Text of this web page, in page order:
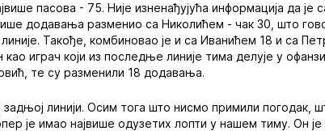
пасова - 75. Није изненађујућа информација да је
додавања разменио са Николићем - чак 30, што
Такође, комбиновао је и са Иванићем 18 и са
играч који из последње линије тима делује у
те су разменили 18 додавања.
линији. Осим тога што нисмо примили погодак,
је имао највише одузетих лопти у нашем тиму. Он је